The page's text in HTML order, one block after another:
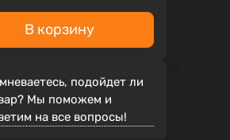
В корзину
подойдет ли
Мы поможем и
на все вопросы!